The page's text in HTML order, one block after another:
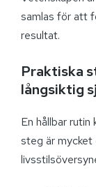
samlas för att
resultat.
Praktiska
långsiktig
En hållbar
steg är mycket